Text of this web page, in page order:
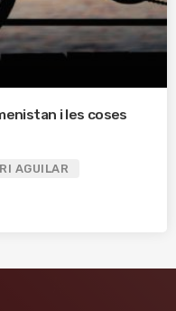
i les coses
AGUILAR